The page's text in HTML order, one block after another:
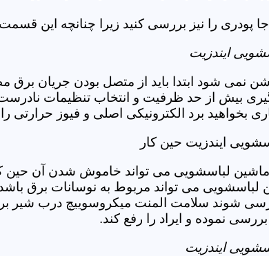
را نیز بررسی کنید زیرا چنانچه این
ایندزیت
نمی شود ابتدا باید از متصل بودن جریان
بیش از حد ظرفیت و انتخاب تنظیمات
بخواهید برد الکترونیکی اصلی و فیوز
ایندزیت حین کار
ماشین لباسشویی می تواند خاموش شدن آن
می تواند مربوط به نوسانات برق
شوند سلامت المنت میکروسوییچ درب شیر
نموده و ایراد را رفع کند.
ایندزیت